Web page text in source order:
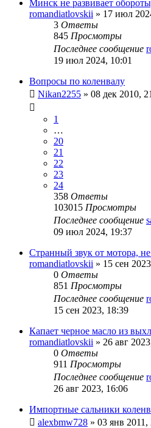
Минск не развивает
romandiatlovskii » 17 июл
3 Ответы
845 Просмотры
Последнее сообщение
19 июл 2024, 10:01
Вопросы по коленвалу
Nikan2255 » 08 дек 2010,
1
…
20
21
22
23
24
358 Ответы
103015 Просмотры
Последнее сообщение
09 июл 2024, 19:37
Странный звук от мотора,
romandiatlovskii » 15 сен
0 Ответы
851 Просмотры
Последнее сообщение
15 сен 2023, 18:39
Капает черное масло из
romandiatlovskii » 26 авг
0 Ответы
911 Просмотры
Последнее сообщение
26 авг 2023, 16:06
Импортные сальники
alexbmw728 » 03 янв 2011,